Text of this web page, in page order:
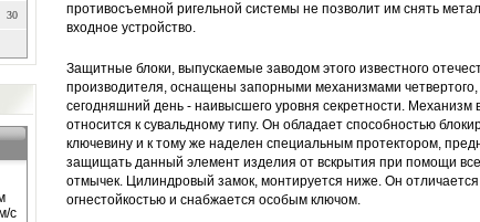
30
противосъемной ригельной системы не позволит им снять
входное устройство.
Защитные блоки, выпускаемые заводом этого известного
производителя, оснащены запорными механизмами четвертого,
сегодняшний день - наивысшего уровня секретности. Механизм
относится к сувальдному типу. Он обладает способностью
ключевину и к тому же наделен специальным протектором,
защищать данный элемент изделия от вскрытия при помощи
отмычек. Цилиндровый замок, монтируется ниже. Он
огнестойкостью и снабжается особым ключом.